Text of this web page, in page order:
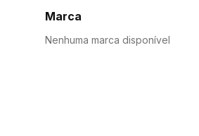
Marca
Nenhuma marca disponível